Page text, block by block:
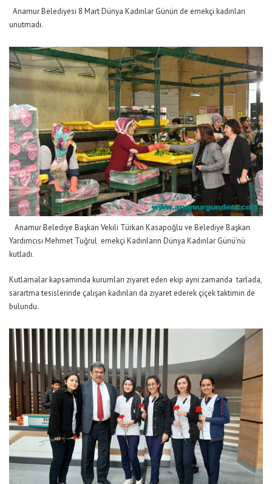
Anamur Belediyesi 8 Mart Dünya Kadınlar Günün de emekçi kadınları
unutmadı.
Anamur Belediye Başkan Vekili Türkan Kasapoğlu ve Belediye Başkan
Yardımcısı Mehmet Tuğrul emekçi Kadınların Dünya Kadınlar Günü’nü
kutladı.
Kutlamalar kapsamında kurumları ziyaret eden ekip aynı zamanda tarlada,
sarartma tesislerinde çalışan kadınları da ziyaret ederek çiçek taktimin de
bulundu.